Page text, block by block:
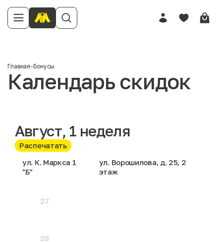
Главная-Бонусы
Календарь скидок
Август, 1 неделя
Распечатать
ул. К. Маркса 1
"Б"
ул. Ворошилова, д. 25, 2
этаж
27
28